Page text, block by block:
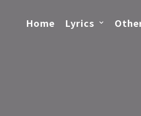
Home Lyrics